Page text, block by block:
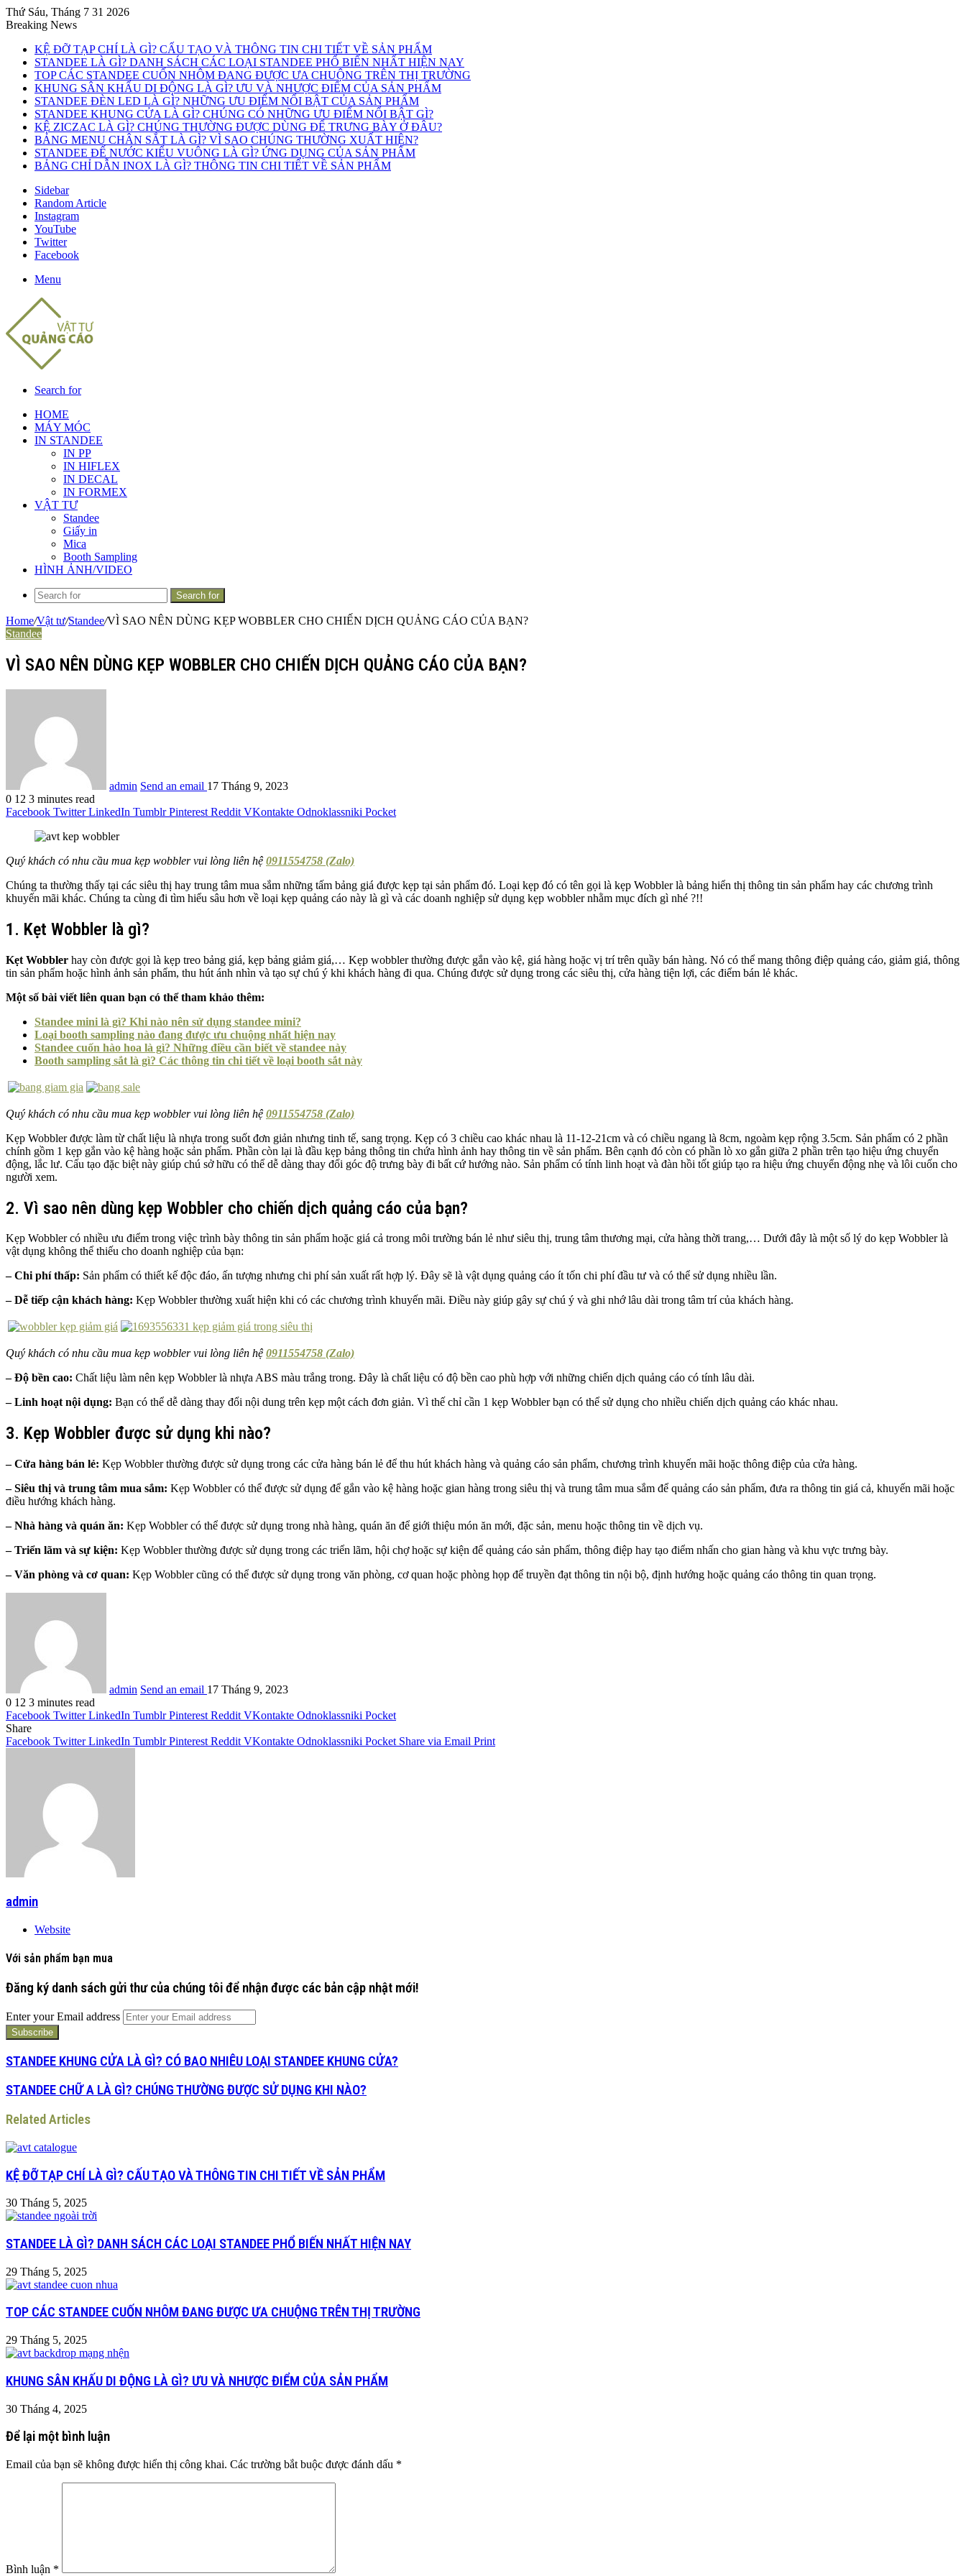
Thứ Sáu, Tháng 7 31 2026
Breaking News
KỆ ĐỠ TẠP CHÍ LÀ GÌ? CẤU TẠO VÀ THÔNG TIN CHI TIẾT VỀ SẢN PHẨM
STANDEE LÀ GÌ? DANH SÁCH CÁC LOẠI STANDEE PHỔ BIẾN NHẤT HIỆN NAY
TOP CÁC STANDEE CUỐN NHÔM ĐANG ĐƯỢC ƯA CHUỘNG TRÊN THỊ TRƯỜNG
KHUNG SÂN KHẤU DI ĐỘNG LÀ GÌ? ƯU VÀ NHƯỢC ĐIỂM CỦA SẢN PHẨM
STANDEE ĐÈN LED LÀ GÌ? NHỮNG ƯU ĐIỂM NỔI BẬT CỦA SẢN PHẨM
STANDEE KHUNG CỬA LÀ GÌ? CHÚNG CÓ NHỮNG ƯU ĐIỂM NỔI BẬT GÌ?
KỆ ZICZAC LÀ GÌ? CHÚNG THƯỜNG ĐƯỢC DÙNG ĐỂ TRƯNG BÀY Ở ĐÂU?
BẢNG MENU CHÂN SẮT LÀ GÌ? VÌ SAO CHÚNG THƯỜNG XUẤT HIỆN?
STANDEE ĐẾ NƯỚC KIỂU VUÔNG LÀ GÌ? ỨNG DỤNG CỦA SẢN PHẨM
BẢNG CHỈ DẪN INOX LÀ GÌ? THÔNG TIN CHI TIẾT VỀ SẢN PHẨM
Sidebar
Random Article
Instagram
YouTube
Twitter
Facebook
Menu
Search for
HOME
MÁY MÓC
IN STANDEE
IN PP
IN HIFLEX
IN DECAL
IN FORMEX
VẬT TƯ
Standee
Giấy in
Mica
Booth Sampling
HÌNH ẢNH/VIDEO
Search for
Home/Vật tư/Standee/VÌ SAO NÊN DÙNG KẸP WOBBLER CHO CHIẾN DỊCH QUẢNG CÁO CỦA BẠN?
Standee
VÌ SAO NÊN DÙNG KẸP WOBBLER CHO CHIẾN DỊCH QUẢNG CÁO CỦA BẠN?
admin Send an email 17 Tháng 9, 2023
0 12 3 minutes read
Facebook Twitter LinkedIn Tumblr Pinterest Reddit VKontakte Odnoklassniki Pocket
Quý khách có nhu cầu mua kẹp wobbler vui lòng liên hệ0911554758 (Zalo)
Chúng ta thường thấy tại các siêu thị hay trung tâm mua sắm những tấm bảng giá được kẹp tại sản phẩm đó. Loại kẹp đó có tên gọi là kẹp Wobbler là bảng hiển thị thông tin sản phẩm hay các chương trình
khuyến mãi khác. Chúng ta cùng đi tìm hiểu sâu hơn về loại kẹp quảng cáo này là gì và các doanh nghiệp sử dụng kẹp wobbler nhằm mục đích gì nhé ?!!
1. Kẹt Wobbler là gì?
Kẹt Wobbler hay còn được gọi là kẹp treo bảng giá, kẹp bảng giảm giá,… Kẹp wobbler thường được gắn vào kệ, giá hàng hoặc vị trí trên quầy bán hàng. Nó có thể mang thông điệp quảng cáo, giảm giá, thông
tin sản phẩm hoặc hình ảnh sản phẩm, thu hút ánh nhìn và tạo sự chú ý khi khách hàng đi qua. Chúng được sử dụng trong các siêu thị, cửa hàng tiện lợi, các điểm bán lẻ khác.
Một số bài viết liên quan bạn có thể tham khảo thêm:
Standee mini là gì? Khi nào nên sử dụng standee mini?
Loại booth sampling nào đang được ưu chuộng nhất hiện nay
Standee cuốn hào hoa là gì? Những điều cần biết về standee này
Booth sampling sắt là gì? Các thông tin chi tiết về loại booth sắt này
Quý khách có nhu cầu mua kẹp wobbler vui lòng liên hệ0911554758 (Zalo)
Kẹp Wobbler được làm từ chất liệu là nhựa trong suốt đơn giản nhưng tinh tế, sang trọng. Kẹp có 3 chiều cao khác nhau là 11-12-21cm và có chiều ngang là 8cm, ngoàm kẹp rộng 3.5cm. Sản phẩm có 2 phần
chính gồm 1 kẹp gắn vào kệ hàng hoặc sản phẩm. Phần còn lại là đầu kẹp bảng thông tin chứa hình ảnh hay thông tin về sản phẩm. Bên cạnh đó còn có phần lò xo gắn giữa 2 phần trên tạo hiệu ứng chuyển
động, lắc lư. Cấu tạo đặc biệt này giúp chú sở hữu có thể dễ dàng thay đổi góc độ trưng bày đi bất cứ hướng nào. Sản phẩm có tính linh hoạt và đàn hồi tốt giúp tạo ra hiệu ứng chuyển động nhẹ và lôi cuốn cho
người xem.
2. Vì sao nên dùng kẹp Wobbler cho chiến dịch quảng cáo của bạn?
Kẹp Wobbler có nhiều ưu điểm trong việc trình bày thông tin sản phẩm hoặc giá cả trong môi trường bán lẻ như siêu thị, trung tâm thương mại, cửa hàng thời trang,… Dưới đây là một số lý do kẹp Wobbler là
vật dụng không thể thiếu cho doanh nghiệp của bạn:
– Chi phí thấp: Sản phẩm có thiết kế độc đáo, ấn tượng nhưng chi phí sản xuất rất hợp lý. Đây sẽ là vật dụng quảng cáo ít tốn chi phí đầu tư và có thể sử dụng nhiều lần.
– Dễ tiếp cận khách hàng: Kẹp Wobbler thường xuất hiện khi có các chương trình khuyến mãi. Điều này giúp gây sự chú ý và ghi nhớ lâu dài trong tâm trí của khách hàng.
Quý khách có nhu cầu mua kẹp wobbler vui lòng liên hệ0911554758 (Zalo)
– Độ bền cao: Chất liệu làm nên kẹp Wobbler là nhựa ABS màu trắng trong. Đây là chất liệu có độ bền cao phù hợp với những chiến dịch quảng cáo có tính lâu dài.
– Linh hoạt nội dụng: Bạn có thể dễ dàng thay đổi nội dung trên kẹp một cách đơn giản. Vì thế chỉ cần 1 kẹp Wobbler bạn có thể sử dụng cho nhiều chiến dịch quảng cáo khác nhau.
3. Kẹp Wobbler được sử dụng khi nào?
– Cửa hàng bán lẻ: Kẹp Wobbler thường được sử dụng trong các cửa hàng bán lẻ để thu hút khách hàng và quảng cáo sản phẩm, chương trình khuyến mãi hoặc thông điệp của cửa hàng.
– Siêu thị và trung tâm mua sắm: Kẹp Wobbler có thể được sử dụng để gắn vào kệ hàng hoặc gian hàng trong siêu thị và trung tâm mua sắm để quảng cáo sản phẩm, đưa ra thông tin giá cả, khuyến mãi hoặc
điều hướng khách hàng.
– Nhà hàng và quán ăn: Kẹp Wobbler có thể được sử dụng trong nhà hàng, quán ăn để giới thiệu món ăn mới, đặc sản, menu hoặc thông tin về dịch vụ.
– Triển lãm và sự kiện: Kẹp Wobbler thường được sử dụng trong các triển lãm, hội chợ hoặc sự kiện để quảng cáo sản phẩm, thông điệp hay tạo điểm nhấn cho gian hàng và khu vực trưng bày.
– Văn phòng và cơ quan: Kẹp Wobbler cũng có thể được sử dụng trong văn phòng, cơ quan hoặc phòng họp để truyền đạt thông tin nội bộ, định hướng hoặc quảng cáo thông tin quan trọng.
admin Send an email 17 Tháng 9, 2023
0 12 3 minutes read
Facebook Twitter LinkedIn Tumblr Pinterest Reddit VKontakte Odnoklassniki Pocket
Share
Facebook Twitter LinkedIn Tumblr Pinterest Reddit VKontakte Odnoklassniki Pocket Share via Email Print
admin
Website
Với sản phẩm bạn mua
Đăng ký danh sách gửi thư của chúng tôi để nhận được các bản cập nhật mới!
Enter your Email address
STANDEE KHUNG CỬA LÀ GÌ? CÓ BAO NHIÊU LOẠI STANDEE KHUNG CỬA?
STANDEE CHỮ A LÀ GÌ? CHÚNG THƯỜNG ĐƯỢC SỬ DỤNG KHI NÀO?
Related Articles
KỆ ĐỠ TẠP CHÍ LÀ GÌ? CẤU TẠO VÀ THÔNG TIN CHI TIẾT VỀ SẢN PHẨM
30 Tháng 5, 2025
STANDEE LÀ GÌ? DANH SÁCH CÁC LOẠI STANDEE PHỔ BIẾN NHẤT HIỆN NAY
29 Tháng 5, 2025
TOP CÁC STANDEE CUỐN NHÔM ĐANG ĐƯỢC ƯA CHUỘNG TRÊN THỊ TRƯỜNG
29 Tháng 5, 2025
KHUNG SÂN KHẤU DI ĐỘNG LÀ GÌ? ƯU VÀ NHƯỢC ĐIỂM CỦA SẢN PHẨM
30 Tháng 4, 2025
Để lại một bình luận
Email của bạn sẽ không được hiển thị công khai. Các trường bắt buộc được đánh dấu *
Bình luận *